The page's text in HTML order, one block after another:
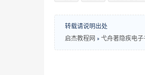
转载请说明出处
启杰教程网 » 弋舟著隐疾电